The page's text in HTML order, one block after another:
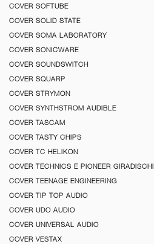
COVER SOFTUBE
COVER SOLID STATE
COVER SOMA LABORATORY
COVER SONICWARE
COVER SOUNDSWITCH
COVER SQUARP
COVER STRYMON
COVER SYNTHSTROM AUDIBLE
COVER TASCAM
COVER TASTY CHIPS
COVER TC HELIKON
COVER TECHNICS E PIONEER GIRADISCHI
COVER TEENAGE ENGINEERING
COVER TIP TOP AUDIO
COVER UDO AUDIO
COVER UNIVERSAL AUDIO
COVER VESTAX